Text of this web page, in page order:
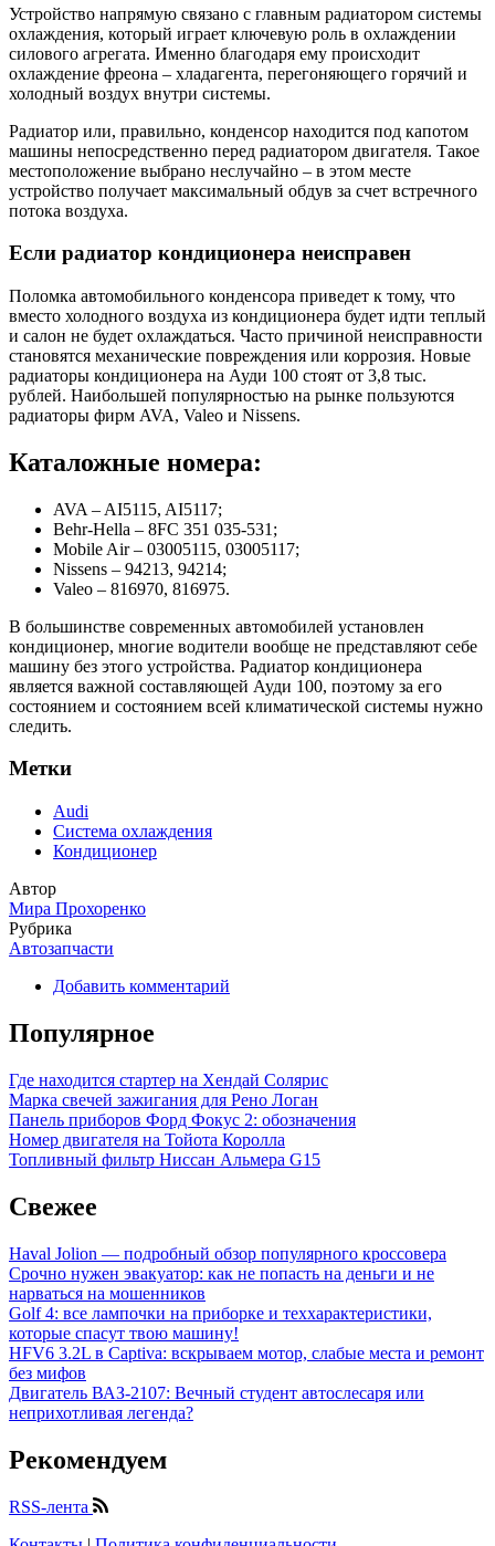
Устройство напрямую связано с главным радиатором системы
охлаждения, который играет ключевую роль в охлаждении
силового агрегата. Именно благодаря ему происходит
охлаждение фреона – хладагента, перегоняющего горячий и
холодный воздух внутри системы.
Радиатор или, правильно, конденсор находится под капотом
машины непосредственно перед радиатором двигателя. Такое
местоположение выбрано неслучайно – в этом месте
устройство получает максимальный обдув за счет встречного
потока воздуха.
Если радиатор кондиционера неисправен
Поломка автомобильного конденсора приведет к тому, что
вместо холодного воздуха из кондиционера будет идти теплый
и салон не будет охлаждаться. Часто причиной неисправности
становятся механические повреждения или коррозия. Новые
радиаторы кондиционера на Ауди 100 стоят от 3,8 тыс.
рублей. Наибольшей популярностью на рынке пользуются
радиаторы фирм AVA, Valeo и Nissens.
Каталожные номера:
AVA – AI5115, AI5117;
Behr-Hella – 8FC 351 035-531;
Mobile Air – 03005115, 03005117;
Nissens – 94213, 94214;
Valeo – 816970, 816975.
В большинстве современных автомобилей установлен
кондиционер, многие водители вообще не представляют себе
машину без этого устройства. Радиатор кондиционера
является важной составляющей Ауди 100, поэтому за его
состоянием и состоянием всей климатической системы нужно
следить.
Метки
Audi
Система охлаждения
Кондиционер
Автор
Мира Прохоренко
Рубрика
Автозапчасти
Добавить комментарий
Популярное
Где находится стартер на Хендай Солярис
Марка свечей зажигания для Рено Логан
Панель приборов Форд Фокус 2: обозначения
Номер двигателя на Тойота Королла
Топливный фильтр Ниссан Альмера G15
Свежее
Haval Jolion — подробный обзор популярного кроссовера
Срочно нужен эвакуатор: как не попасть на деньги и не
нарваться на мошенников
Golf 4: все лампочки на приборке и теххарактеристики,
которые спасут твою машину!
HFV6 3.2L в Captiva: вскрываем мотор, слабые места и ремонт
без мифов
Двигатель ВАЗ-2107: Вечный студент автослесаря или
неприхотливая легенда?
Рекомендуем
RSS-лента